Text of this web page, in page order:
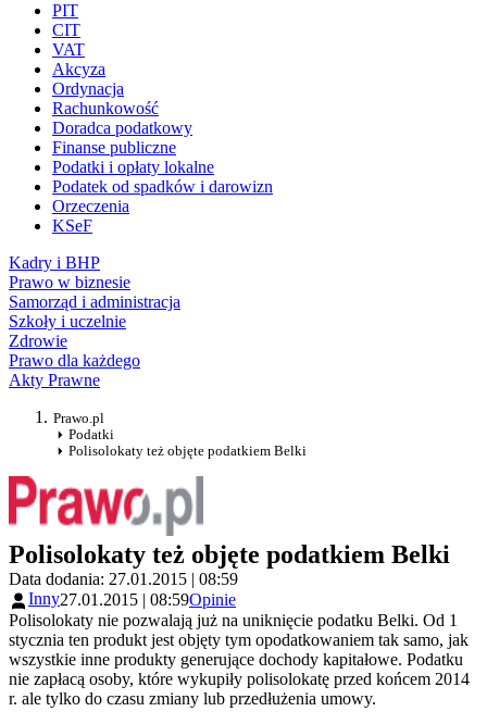
PIT
CIT
VAT
Akcyza
Ordynacja
Rachunkowość
Doradca podatkowy
Finanse publiczne
Podatki i opłaty lokalne
Podatek od spadków i darowizn
Orzeczenia
KSeF
Kadry i BHP
Prawo w biznesie
Samorząd i administracja
Szkoły i uczelnie
Zdrowie
Prawo dla każdego
Akty Prawne
Prawo.pl
Podatki
Polisolokaty też objęte podatkiem Belki
Polisolokaty też objęte podatkiem Belki
Data dodania: 27.01.2015 | 08:59
Inny27.01.2015 | 08:59Opinie
Polisolokaty nie pozwalają już na uniknięcie podatku Belki. Od 1
stycznia ten produkt jest objęty tym opodatkowaniem tak samo, jak
wszystkie inne produkty generujące dochody kapitałowe. Podatku
nie zapłacą osoby, które wykupiły polisolokatę przed końcem 2014
r. ale tylko do czasu zmiany lub przedłużenia umowy.